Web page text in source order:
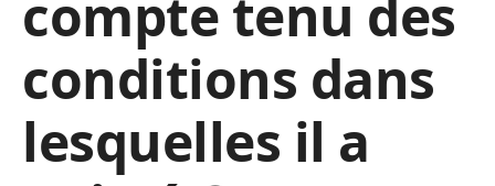
compte tenu des
conditions dans
lesquelles il a